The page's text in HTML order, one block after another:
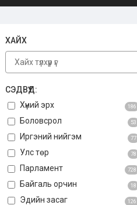
ХАЙХ
СЭДВҮҮД:
Хүний эрх
186
Боловсрол 53
Иргэний нийгэм 77
Улс төр 78
Парламент 728
Байгаль орчин 18
Эдийн засаг 126